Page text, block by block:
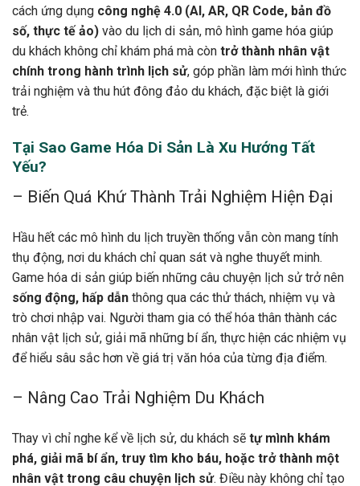
cách ứng dụng công nghệ 4.0 (AI, AR, QR Code, bản đồ
số, thực tế ảo) vào du lịch di sản, mô hình game hóa giúp
du khách không chỉ khám phá mà còn trở thành nhân vật
chính trong hành trình lịch sử, góp phần làm mới hình thức
trải nghiệm và thu hút đông đảo du khách, đặc biệt là giới
trẻ.
Tại Sao Game Hóa Di Sản Là Xu Hướng Tất
Yếu?
– Biến Quá Khứ Thành Trải Nghiệm Hiện Đại
Hầu hết các mô hình du lịch truyền thống vẫn còn mang tính
thụ động, nơi du khách chỉ quan sát và nghe thuyết minh.
Game hóa di sản giúp biến những câu chuyện lịch sử trở nên
sống động, hấp dẫn thông qua các thử thách, nhiệm vụ và
trò chơi nhập vai. Người tham gia có thể hóa thân thành các
nhân vật lịch sử, giải mã những bí ẩn, thực hiện các nhiệm vụ
để hiểu sâu sắc hơn về giá trị văn hóa của từng địa điểm.
– Nâng Cao Trải Nghiệm Du Khách
Thay vì chỉ nghe kể về lịch sử, du khách sẽ tự mình khám
phá, giải mã bí ẩn, truy tìm kho báu, hoặc trở thành một
nhân vật trong câu chuyện lịch sử. Điều này không chỉ tạo